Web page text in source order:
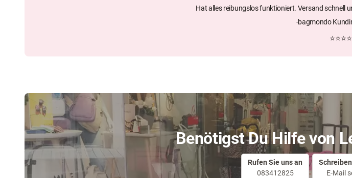
Hat alles reibungslos funktioniert. Versand schnell
-bagmondo
Benötigst Du Hilfe von
Rufen Sie uns an
083412825
E-Mail